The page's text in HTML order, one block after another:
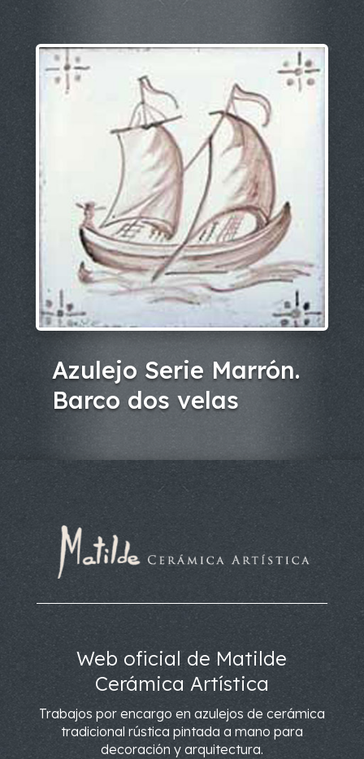
Azulejo Serie Marrón.
Barco dos velas
Web oficial de Matilde
Cerámica Artística
Trabajos por encargo en azulejos de cerámica
tradicional rústica pintada a mano para
decoración y arquitectura.